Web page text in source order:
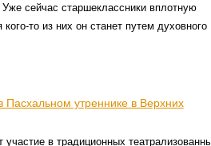
сейчас старшеклассники вплотную
то из них он станет путем духовного
Пасхальном утреннике в Верхних
в традиционных